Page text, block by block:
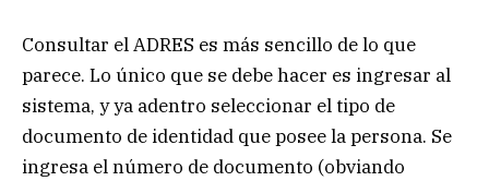
Consultar el ADRES es más sencillo de lo que
parece. Lo único que se debe hacer es ingresar al
sistema, y ya adentro seleccionar el tipo de
documento de identidad que posee la persona. Se
ingresa el número de documento (obviando